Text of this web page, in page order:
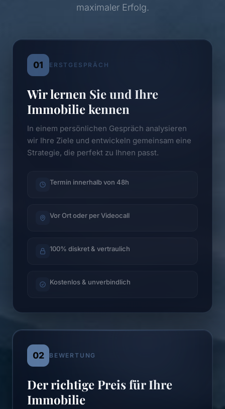
maximaler Erfolg.
01 ERSTGESPRÄCH
Wir lernen Sie und Ihre
Immobilie kennen
In einem persönlichen Gespräch analysieren
wir Ihre Ziele und entwickeln gemeinsam eine
Strategie, die perfekt zu Ihnen passt.
Termin innerhalb von 48h
Vor Ort oder per Videocall
100% diskret & vertraulich
Kostenlos & unverbindlich
02 BEWERTUNG
Der richtige Preis für Ihre
Immobilie